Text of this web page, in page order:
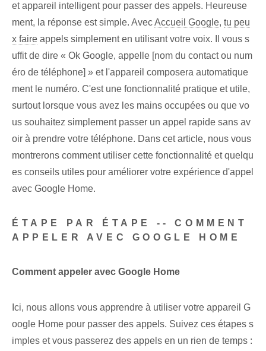
et appareil intelligent pour passer des appels. Heureuse
ment, la réponse est simple. AvecAccueil Google, tu peu
x faire appels simplement en utilisant votre voix. Il vous s
uffit de dire « Ok Google, appelle [nom du contact ou num
éro de téléphone] » et l'appareil composera automatique
ment le numéro. C'est une fonctionnalité pratique et utile,
surtout lorsque vous avez les mains occupées ou que vo
us souhaitez simplement passer un appel rapide sans av
oir à prendre votre téléphone. Dans cet article, nous vous
montrerons comment utiliser cette fonctionnalité et quelqu
es conseils utiles pour améliorer votre expérience d'appel
avec Google Home.
ÉTAPE PAR ÉTAPE -- COMMENT
‌APPELER AVEC‍ GOOGLE HOME
Comment appeler avec Google Home
Ici, nous allons vous apprendre à utiliser votre appareil G
oogle Home pour passer des appels. Suivez ces étapes s
imples et vous passerez des appels en un rien de temps :